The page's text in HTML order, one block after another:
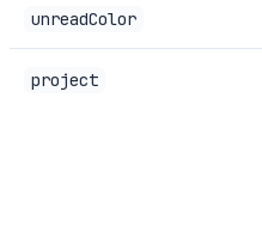
unreadColor
project